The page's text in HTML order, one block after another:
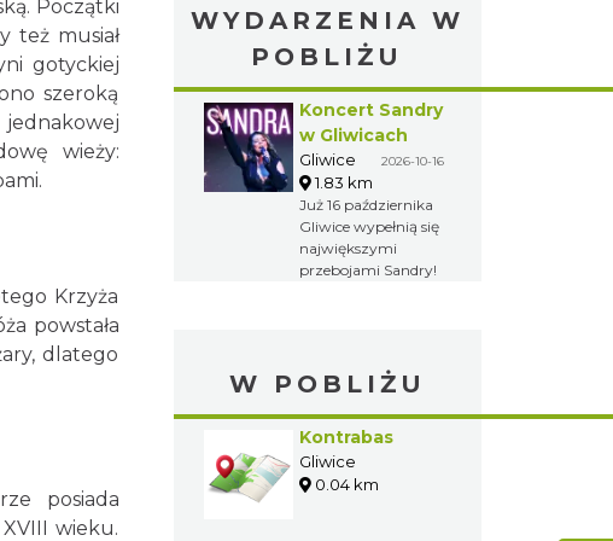
Początki
też musiał
gotyckiej
szeroką
wieży:
Krzyża
powstała
dlatego
posiada
wieku.
WYDARZENIA W
POBLIŻU
Koncert Sandry
w Gliwicach
Gliwice 2026-10-16
1.83 km
Już 16 października
Gliwice wypełnią się
największymi
przebojami Sandry!
W POBLIŻU
Kontrabas
Gliwice
0.04 km